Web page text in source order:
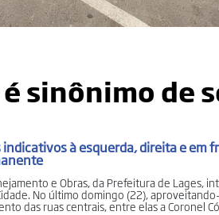
sinônimo de
à esquerda, direita e em
e Obras, da Prefeitura de Lages,
No último domingo (22),
das ruas centrais, entre elas a Coronel